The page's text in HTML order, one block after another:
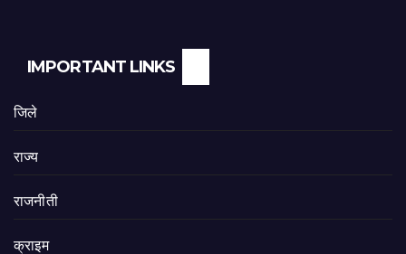
IMPORTANT LINKS
जिले
राज्य
राजनीती
क्राइम